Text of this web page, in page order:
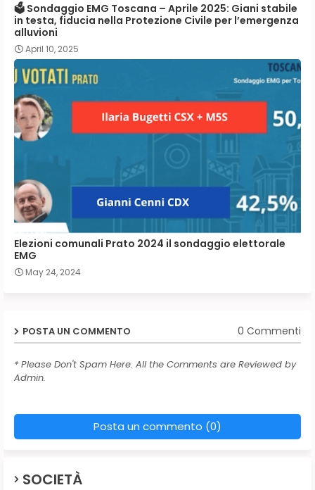
🗳️ Sondaggio EMG Toscana – Aprile 2025: Giani stabile
in testa, fiducia nella Protezione Civile per l’emergenza
alluvioni
April 10, 2025
Elezioni comunali Prato 2024 il sondaggio elettorale
EMG
May 24, 2024
POSTA UN COMMENTO 0 Commenti
* Please Don't Spam Here. All the Comments are Reviewed by
Admin.
Posta un commento (0)
SOCIETÀ